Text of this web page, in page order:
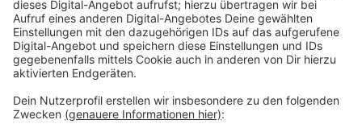
Die bei der Kollision entstandene Verletzung des
Polizisten ist in einem Krankenhaus behandelt worden.
Der Motorradfahrer hat eine Blutprobe abgeben
müssen wegen Verdachts auf Drogenmissbrauchs. Er
wird sich außerdem wegen Fahrens ohne Fahrerlaubnis,